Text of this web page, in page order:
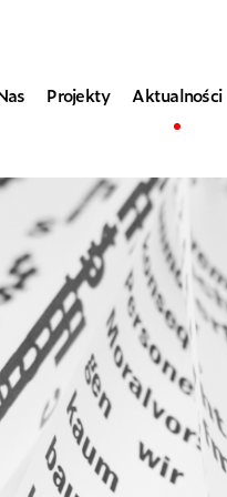
Projekty Aktualności